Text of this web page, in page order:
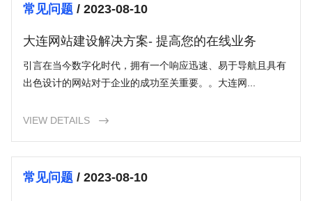
常见问题/ 2023-08-10
大连网站建设解决方案- 提高您的在线业务
引言在当今数字化时代，拥有一个响应迅速、易于导航且具有
出色设计的网站对于企业的成功至关重要。。大连网...
VIEW DETAILS 
常见问题/ 2023-08-10